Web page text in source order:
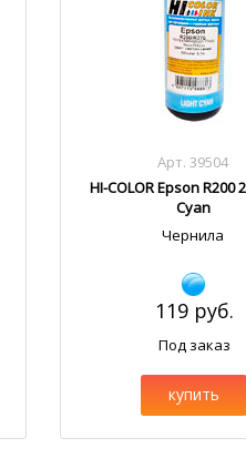
Арт. 39504
HI-COLOR Epson R200
Cyan
Чернила
119 руб.
Под заказ
купить